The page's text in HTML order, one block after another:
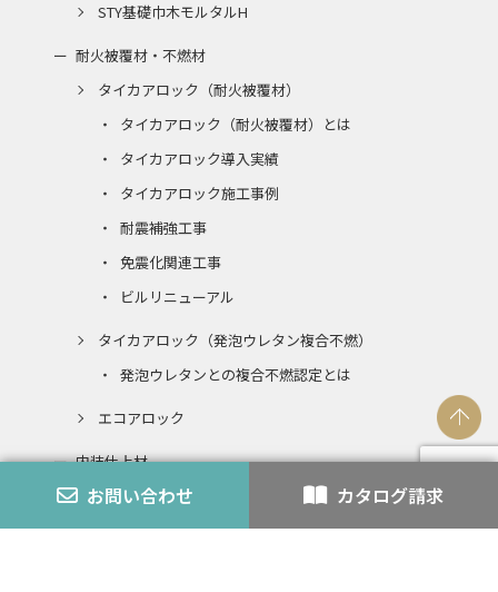
お問い合わせ カタログ請求
STY基礎巾木モルタルH
耐火被覆材・不燃材
タイカアロック（耐火被覆材）
タイカアロック（耐火被覆材）とは
タイカアロック導入実績
タイカアロック施工事例
耐震補強工事
免震化関連工事
ビルリニューアル
タイカアロック（発泡ウレタン複合不燃）
発泡ウレタンとの複合不燃認定とは
エコアロック
内装仕上材
スチライト
アロック・アロックペン